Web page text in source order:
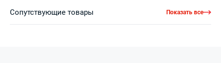
Сопутствующие товары Показать все